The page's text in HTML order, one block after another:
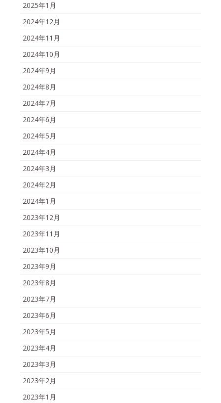
2025年1月
2024年12月
2024年11月
2024年10月
2024年9月
2024年8月
2024年7月
2024年6月
2024年5月
2024年4月
2024年3月
2024年2月
2024年1月
2023年12月
2023年11月
2023年10月
2023年9月
2023年8月
2023年7月
2023年6月
2023年5月
2023年4月
2023年3月
2023年2月
2023年1月